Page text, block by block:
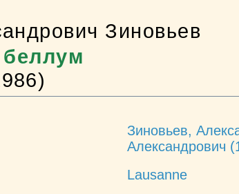
Зиновьев
Зиновьев,
Александрович
Lausanne